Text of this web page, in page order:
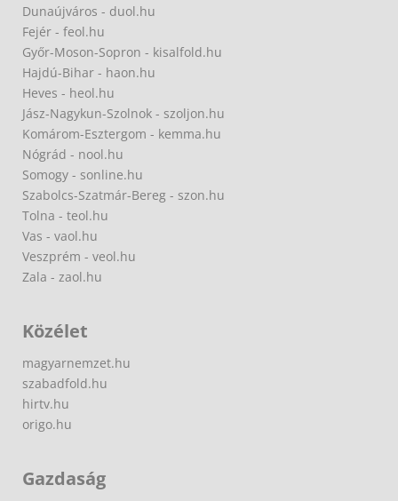
Dunaújváros - duol.hu
Fejér - feol.hu
Győr-Moson-Sopron - kisalfold.hu
Hajdú-Bihar - haon.hu
Heves - heol.hu
Jász-Nagykun-Szolnok - szoljon.hu
Komárom-Esztergom - kemma.hu
Nógrád - nool.hu
Somogy - sonline.hu
Szabolcs-Szatmár-Bereg - szon.hu
Tolna - teol.hu
Vas - vaol.hu
Veszprém - veol.hu
Zala - zaol.hu
Közélet
magyarnemzet.hu
szabadfold.hu
hirtv.hu
origo.hu
Gazdaság